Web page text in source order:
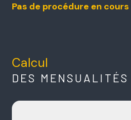
Pas de procédure en cours
Calcul
DES MENSUALITÉS